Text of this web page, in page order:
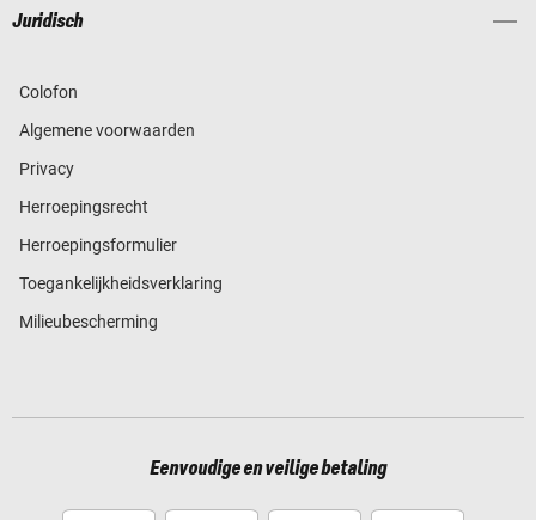
Juridisch
Colofon
Algemene voorwaarden
Privacy
Herroepingsrecht
Herroepingsformulier
Toegankelijkheidsverklaring
Milieubescherming
Eenvoudige en veilige betaling